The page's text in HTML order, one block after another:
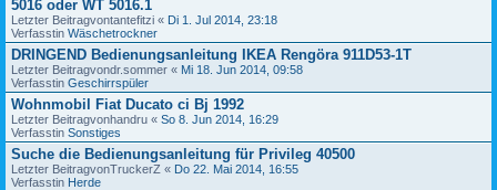
5016 oder WT 5016.1
Letzter Beitragvontantefitzi « Di 1. Jul 2014, 23:18
Verfasstin Wäschetrockner
DRINGEND Bedienungsanleitung IKEA Rengöra 911D53-1T
Letzter Beitragvondr.sommer « Mi 18. Jun 2014, 09:58
Verfasstin Geschirrspüler
Wohnmobil Fiat Ducato ci Bj 1992
Letzter Beitragvonhandru « So 8. Jun 2014, 16:29
Verfasstin Sonstiges
Suche die Bedienungsanleitung für Privileg 40500
Letzter BeitragvonTruckerZ « Do 22. Mai 2014, 16:55
Verfasstin Herde